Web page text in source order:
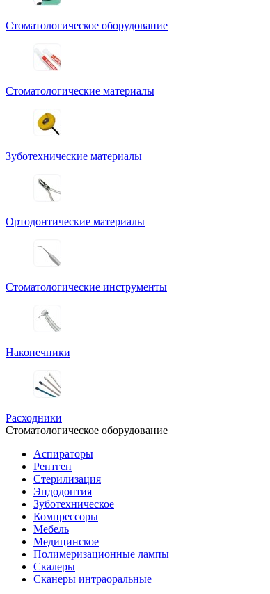
Стоматологическое оборудование
Стоматологические материалы
Зуботехнические материалы
Ортодонтические материалы
Стоматологические инструменты
Наконечники
Расходники
Стоматологическое оборудование
Аспираторы
Рентген
Стерилизация
Эндодонтия
Зуботехническое
Компрессоры
Мебель
Медицинское
Полимеризационные лампы
Скалеры
Сканеры интраоральные